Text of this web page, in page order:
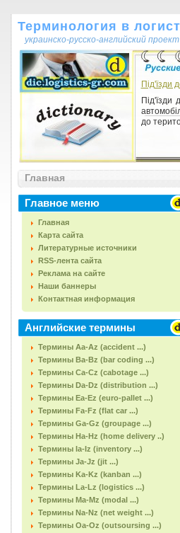
Терминология в
украинско-русско-английский
Під'їзди
Під'їзди
до
Главная
Главное меню
Главная
Карта сайта
Литературные источники
RSS-лента сайта
Реклама на сайте
Наши баннеры
Контактная информация
Английские термины
Термины Aa-Az (accident ...)
Термины Ba-Bz (bar coding ...)
Термины Ca-Cz (cabotage ...)
Термины Da-Dz (distribution ...)
Термины Ea-Ez (euro-pallet ...)
Термины Fa-Fz (flat car ...)
Термины Ga-Gz (groupage ...)
Термины Ha-Hz (home delivery ..)
Термины Ia-Iz (inventory ...)
Термины Ja-Jz (jit ...)
Термины Ka-Kz (kanban ...)
Термины La-Lz (logistics ...)
Термины Ma-Mz (modal ...)
Термины Na-Nz (net weight ...)
Термины Oa-Oz (outsoursing ...)